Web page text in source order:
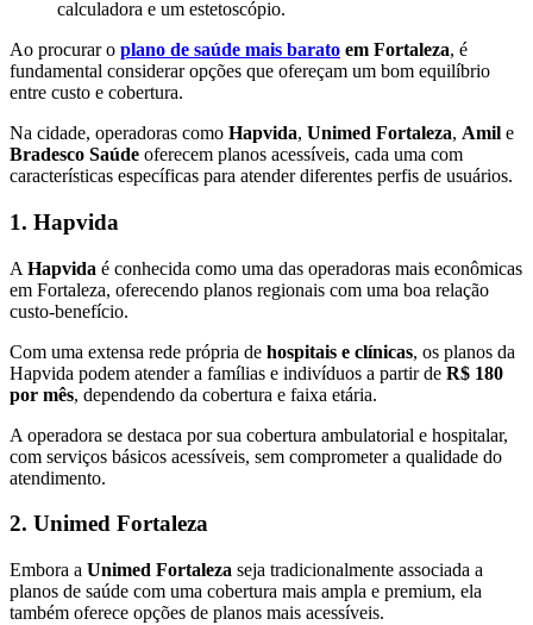
Ao procurar o plano de saúde mais barato em Fortaleza, é
fundamental considerar opções que ofereçam um bom equilíbrio
entre custo e cobertura.
Na cidade, operadoras como Hapvida, Unimed Fortaleza, Amil e
Bradesco Saúde oferecem planos acessíveis, cada uma com
características específicas para atender diferentes perfis de usuários.
1. Hapvida
A Hapvida é conhecida como uma das operadoras mais econômicas
em Fortaleza, oferecendo planos regionais com uma boa relação
custo-benefício.
Com uma extensa rede própria de hospitais e clínicas, os planos da
Hapvida podem atender a famílias e indivíduos a partir de R$ 180
por mês, dependendo da cobertura e faixa etária.
A operadora se destaca por sua cobertura ambulatorial e hospitalar,
com serviços básicos acessíveis, sem comprometer a qualidade do
atendimento.
2. Unimed Fortaleza
Embora a Unimed Fortaleza seja tradicionalmente associada a
planos de saúde com uma cobertura mais ampla e premium, ela
também oferece opções de planos mais acessíveis.